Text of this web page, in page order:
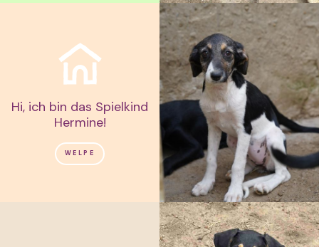
Hi, ich bin das Spielkind
Hermine!
WELPE